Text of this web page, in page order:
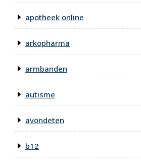
apotheek online
arkopharma
armbanden
autisme
avondeten
b12